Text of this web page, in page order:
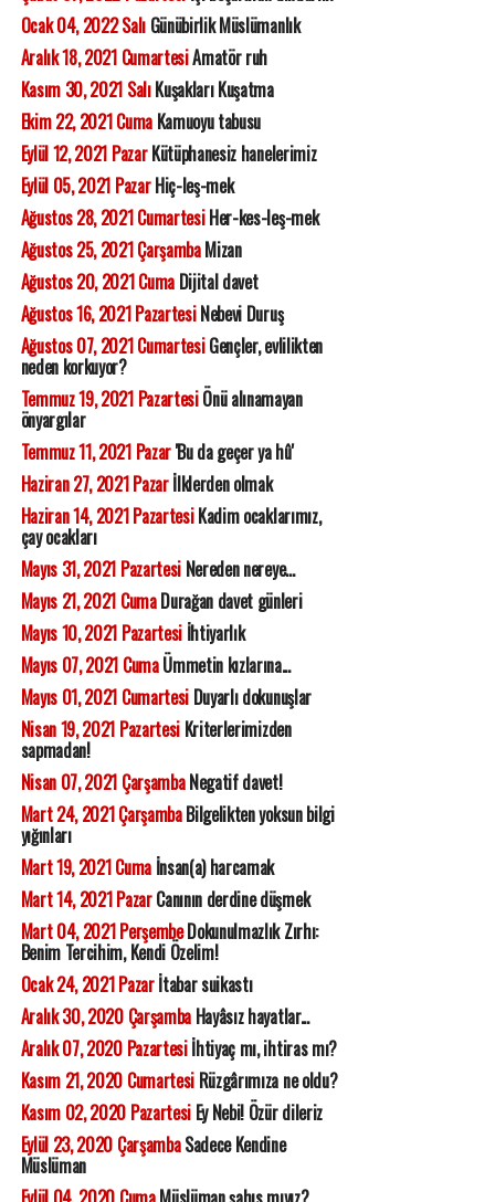
Ocak 04, 2022 SalıGünübirlik Müslümanlık
Aralık 18, 2021 CumartesiAmatör ruh
Kasım 30, 2021 SalıKuşakları Kuşatma
Ekim 22, 2021 CumaKamuoyu tabusu
Eylül 12, 2021 PazarKütüphanesiz hanelerimiz
Eylül 05, 2021 PazarHiç-leş-mek
Ağustos 28, 2021 CumartesiHer-kes-leş-mek
Ağustos 25, 2021 ÇarşambaMizan
Ağustos 20, 2021 CumaDijital davet
Ağustos 16, 2021 PazartesiNebevi Duruş
Ağustos 07, 2021 CumartesiGençler, evlilikten
neden korkuyor?
Temmuz 19, 2021 PazartesiÖnü alınamayan
önyargılar
Temmuz 11, 2021 Pazar'Bu da geçer ya hû'
Haziran 27, 2021 Pazarİlklerden olmak
Haziran 14, 2021 PazartesiKadim ocaklarımız,
çay ocakları
Mayıs 31, 2021 PazartesiNereden nereye...
Mayıs 21, 2021 CumaDurağan davet günleri
Mayıs 10, 2021 Pazartesiİhtiyarlık
Mayıs 07, 2021 CumaÜmmetin kızlarına...
Mayıs 01, 2021 CumartesiDuyarlı dokunuşlar
Nisan 19, 2021 PazartesiKriterlerimizden
sapmadan!
Nisan 07, 2021 ÇarşambaNegatif davet!
Mart 24, 2021 ÇarşambaBilgelikten yoksun bilgi
yığınları
Mart 19, 2021 Cumaİnsan(a) harcamak
Mart 14, 2021 PazarCanının derdine düşmek
Mart 04, 2021 PerşembeDokunulmazlık Zırhı:
Benim Tercihim, Kendi Özelim!
Ocak 24, 2021 Pazarİtabar suikastı
Aralık 30, 2020 ÇarşambaHayâsız hayatlar...
Aralık 07, 2020 Pazartesiİhtiyaç mı, ihtiras mı?
Kasım 21, 2020 CumartesiRüzgârımıza ne oldu?
Kasım 02, 2020 PazartesiEy Nebi! Özür dileriz
Eylül 23, 2020 ÇarşambaSadece Kendine
Müslüman